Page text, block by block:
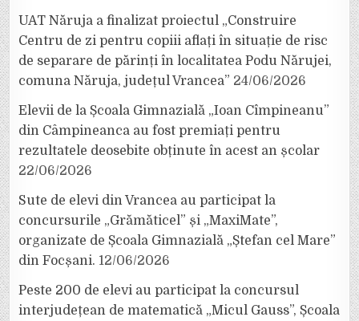
UAT Năruja a finalizat proiectul „Construire
Centru de zi pentru copiii aflați în situație de risc
de separare de părinți în localitatea Podu Nărujei,
comuna Năruja, județul Vrancea” 24/06/2026
Elevii de la Școala Gimnazială „Ioan Cîmpineanu”
din Câmpineanca au fost premiați pentru
rezultatele deosebite obținute în acest an școlar
22/06/2026
Sute de elevi din Vrancea au participat la
concursurile „Grămăticel” și „MaxiMate”,
organizate de Școala Gimnazială „Ștefan cel Mare”
din Focșani. 12/06/2026
Peste 200 de elevi au participat la concursul
interjudețean de matematică „Micul Gauss”, Școala